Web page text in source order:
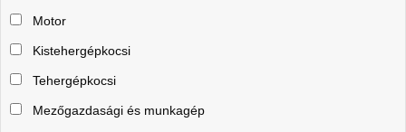
Motor
Kistehergépkocsi
Tehergépkocsi
Mezőgazdasági és munkagép